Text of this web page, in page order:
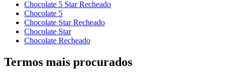
Chocolate 5 Star Recheado
Chocolate 5
Chocolate Star Recheado
Chocolate Star
Chocolate Recheado
Termos mais procurados